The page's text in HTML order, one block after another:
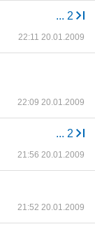
... 2
22:11 20.01.2009
22:09 20.01.2009
... 2
21:56 20.01.2009
21:52 20.01.2009